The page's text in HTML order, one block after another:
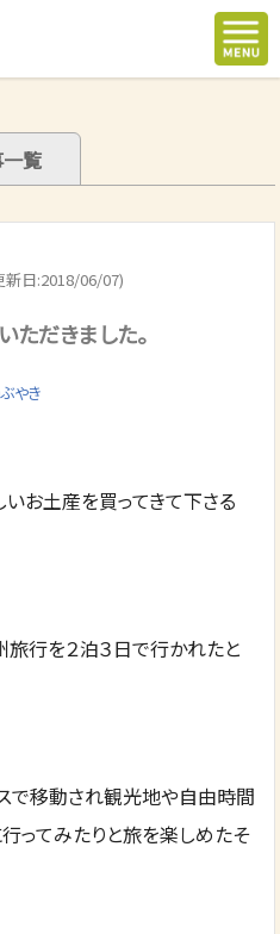
覧
新日:2018/06/07)
ただきました。
やき
お土産を買ってきて下さる
行を２泊３日で行かれたと
で移動され観光地や自由時間
ってみたりと旅を楽しめたそ